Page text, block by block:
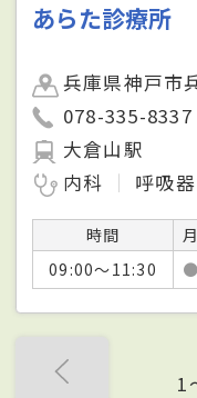
あらた診療所
兵庫県神戸市
078-335-8337
大倉山駅
内科
呼吸
時間 月
09:00～11:30
●
1